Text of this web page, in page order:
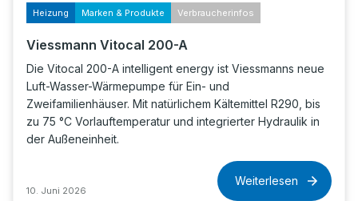
Heizung Marken & Produkte Verbraucherinfos
Viessmann Vitocal 200-A
Die Vitocal 200-A intelligent energy ist Viessmanns neue
Luft-Wasser-Wärmepumpe für Ein- und
Zweifamilienhäuser. Mit natürlichem Kältemittel R290, bis
zu 75 °C Vorlauftemperatur und integrierter Hydraulik in
der Außeneinheit.
10. Juni 2026
Weiterlesen